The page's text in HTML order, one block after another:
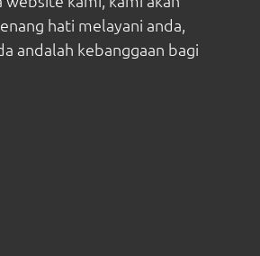
hati melayani anda,
andalah kebanggaan bagi